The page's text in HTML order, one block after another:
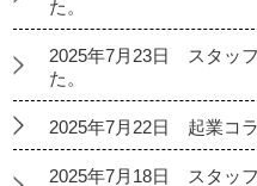
た。
2025年7月23日 スタッ
た。
2025年7月22日 起業コ
2025年7月18日 スタッ